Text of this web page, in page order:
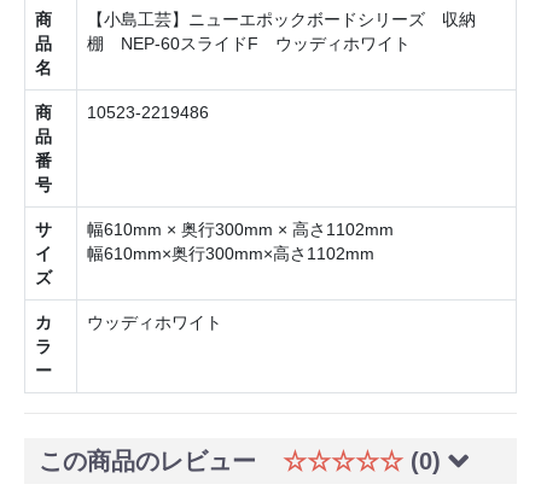
商
品
名
【小島工芸】ニューエポックボードシリーズ 収納
棚 NEP‐60スライドF ウッディホワイト
商
品
番
号
10523-2219486
サ
イ
ズ
幅610mm × 奥行300mm × 高さ1102mm
幅610mm×奥行300mm×高さ1102mm
カ
ラ
ー
ウッディホワイト
この商品のレビュー ☆☆☆☆☆ (0)